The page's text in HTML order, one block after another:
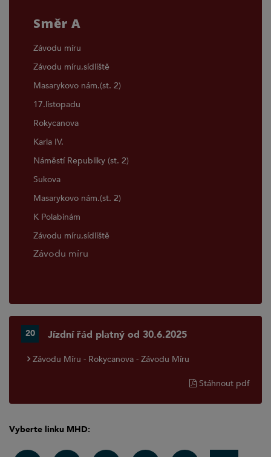
Směr A
Závodu míru
Závodu míru,sídliště
Masarykovo nám.(st. 2)
17.listopadu
Rokycanova
Karla IV.
Náměstí Republiky (st. 2)
Sukova
Masarykovo nám.(st. 2)
K Polabinám
Závodu míru,sídliště
Závodu míru
20 Jízdní řád platný od 30.6.2025
Závodu Míru - Rokycanova - Závodu Míru
Stáhnout pdf
Vyberte linku MHD: